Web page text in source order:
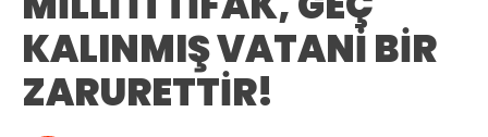
KALINMIŞ VATANİ BİR
ZARURETTİR!